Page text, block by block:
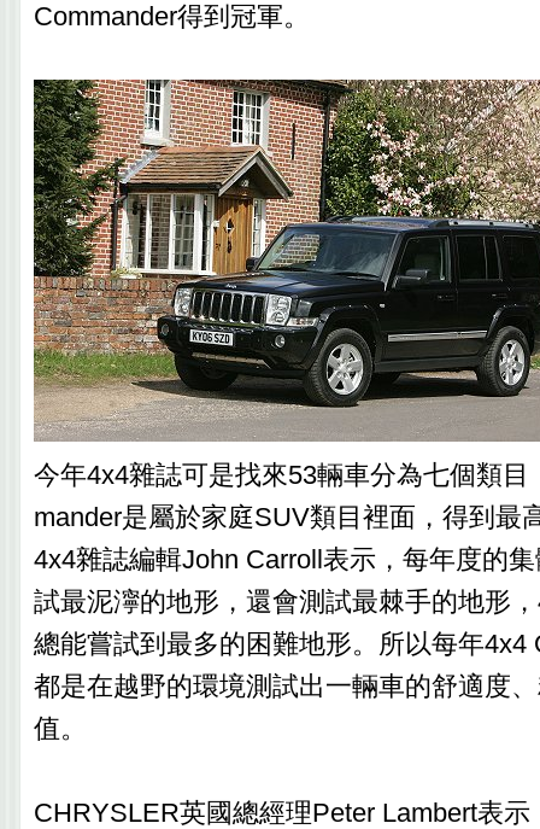
Commander得到冠軍。
今年4x4雜誌可是找來53輛車分為七個類目
mander是屬於家庭SUV類目裡面，得到最
4x4雜誌編輯John Carroll表示，每年度的
試最泥濘的地形，還會測試最棘手的地形
總能嘗試到最多的困難地形。所以每年4x4
都是在越野的環境測試出一輛車的舒適度
值。
CHRYSLER英國總經理Peter Lambert表